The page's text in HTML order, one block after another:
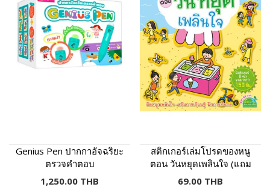
Genius Pen ปากกาอัจฉริยะ
ตรวจคำตอบ
1,250.00 THB
สติกเกอร์เล่มโปรดของหนู
ตอน วันหยุดเพลินใจ (แถม
ฟรี! สติกเกอร์กว่า 150 ชิ้น)
69.00 THB